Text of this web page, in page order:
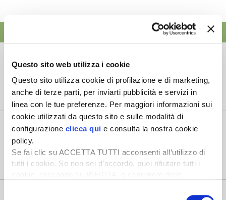
Questo sito web utilizza i cookie
Questo sito utilizza cookie di profilazione e di marketing,
anche di terze parti, per inviarti pubblicità e servizi in
linea con le tue preferenze. Per maggiori informazioni sui
cookie utilizzati da questo sito e sulle modalità di
configurazione clicca qui e consulta la nostra cookie
policy.
Se fai clic su ACCETTA TUTTI acconsenti all’utilizzo di
tutti i cookie. Se non sei d’accordo, puoi rifiutare tutti i
desideri accettare e cliccando ACCETTA SELEZIONATI.
agricolo da marzo a maggio
6 Agosto 2026
Arriva una boccata d’ossigeno fondamentale per il
comparto primario italiano,...
Il “ColtivaItalia” passa e va all’esame del
Senato
6 Agosto 2026
“Oggi 6 agosto, la Camera ha approvato il Coltivaitalia,
Mercato in crescita per l’agricoltura 4.0